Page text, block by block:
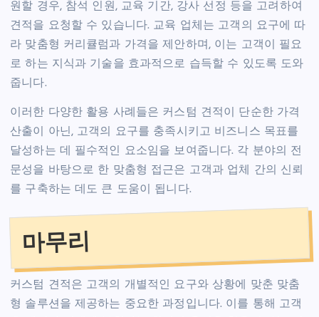
원할 경우, 참석 인원, 교육 기간, 강사 선정 등을 고려하여
견적을 요청할 수 있습니다. 교육 업체는 고객의 요구에 따
라 맞춤형 커리큘럼과 가격을 제안하며, 이는 고객이 필요
로 하는 지식과 기술을 효과적으로 습득할 수 있도록 도와
줍니다.
이러한 다양한 활용 사례들은 커스텀 견적이 단순한 가격
산출이 아닌, 고객의 요구를 충족시키고 비즈니스 목표를
달성하는 데 필수적인 요소임을 보여줍니다. 각 분야의 전
문성을 바탕으로 한 맞춤형 접근은 고객과 업체 간의 신뢰
를 구축하는 데도 큰 도움이 됩니다.
마무리
커스텀 견적은 고객의 개별적인 요구와 상황에 맞춘 맞춤
형 솔루션을 제공하는 중요한 과정입니다. 이를 통해 고객